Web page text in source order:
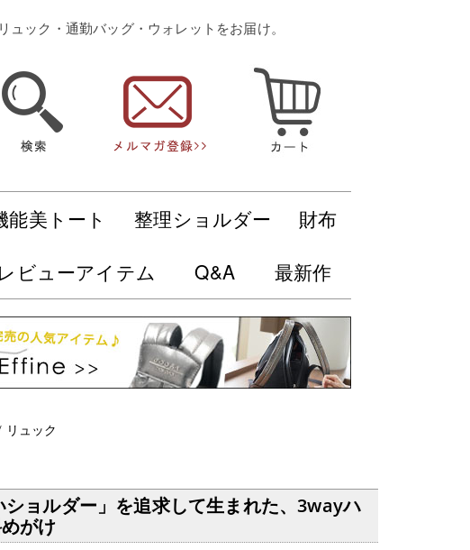
ック・通勤バッグ・ウォレットをお届け。
能美トート 整理ショルダー
財布
ビューアイテム Q&A 最新作
リュック
ョルダー」を追求して生まれた、3wayハ
がけ